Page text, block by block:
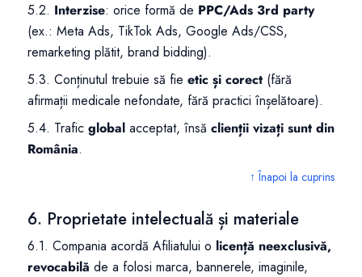
5.2. Interzise: orice formă de PPC/Ads 3rd party
(ex.: Meta Ads, TikTok Ads, Google Ads/CSS,
remarketing plătit, brand bidding).
5.3. Conținutul trebuie să fie etic și corect (fără
afirmații medicale nefondate, fără practici înșelătoare).
5.4. Trafic global acceptat, însă clienții vizați sunt din
România.
↑ Înapoi la cuprins
6. Proprietate intelectuală și materiale
6.1. Compania acordă Afiliatului o licență neexclusivă,
revocabilă de a folosi marca, bannerele, imaginile,